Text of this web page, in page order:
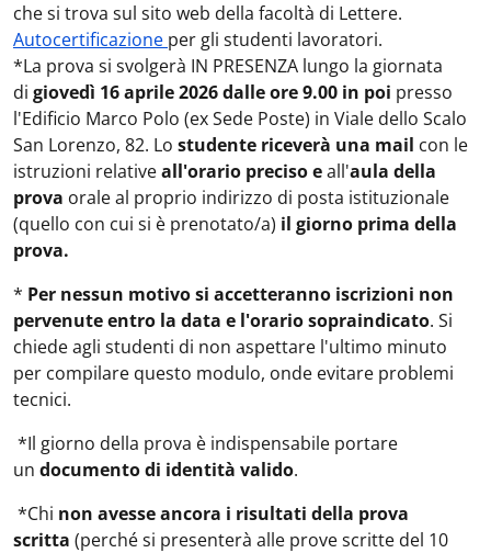
che si trova sul sito web della facoltà di Lettere.
Autocertificazione per gli studenti lavoratori.
*La prova si svolgerà IN PRESENZA lungo la giornata
di giovedì 16 aprile 2026 dalle ore 9.00 in poi presso
l'Edificio Marco Polo (ex Sede Poste) in Viale dello Scalo
San Lorenzo, 82. Lo studente riceverà una mail con le
istruzioni relativeall'orario preciso eall'aula della
prova orale al proprio indirizzo di posta istituzionale
(quello con cui si è prenotato/a) il giorno prima della
prova.
* Per nessun motivo si accetteranno iscrizioni non
pervenute entro la data e l'orario sopraindicato. Si
chiede agli studenti di non aspettare l'ultimo minuto
per compilare questo modulo, onde evitare problemi
tecnici.
*Il giorno della prova è indispensabile portare
un documento di identità valido.
*Chi non avesse ancora i risultati della prova
scritta (perché si presenterà alle prove scritte del 10